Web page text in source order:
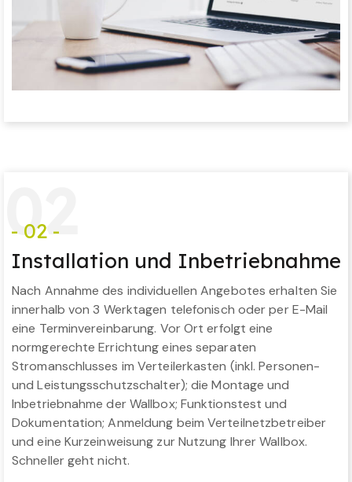
02
- 02 -
Installation und Inbetriebnahme
Nach Annahme des individuellen Angebotes erhalten Sie
innerhalb von 3 Werktagen telefonisch oder per E-Mail
eine Terminvereinbarung. Vor Ort erfolgt eine
normgerechte Errichtung eines separaten
Stromanschlusses im Verteilerkasten (inkl. Personen-
und Leistungsschutzschalter); die Montage und
Inbetriebnahme der Wallbox; Funktionstest und
Dokumentation; Anmeldung beim Verteilnetzbetreiber
und eine Kurzeinweisung zur Nutzung Ihrer Wallbox.
Schneller geht nicht.